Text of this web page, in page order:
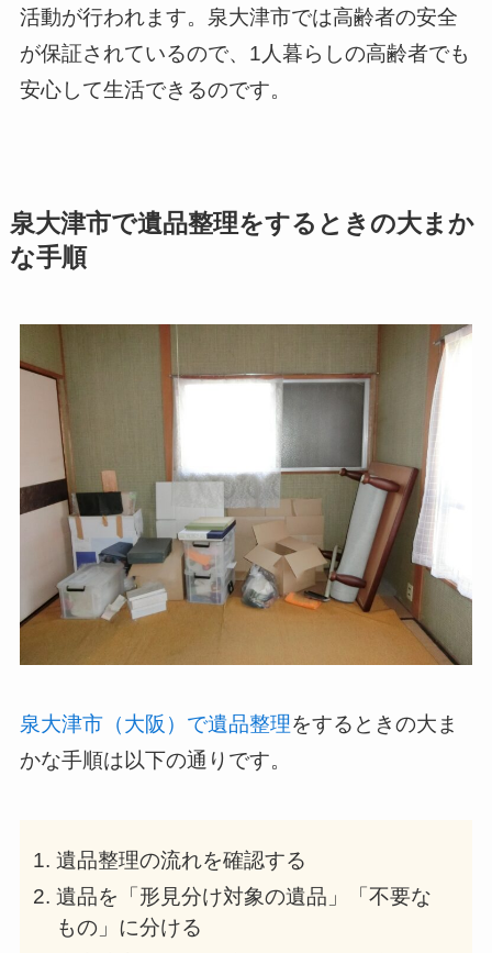
活動が行われます。泉大津市では高齢者の安全
が保証されているので、1人暮らしの高齢者でも
安心して生活できるのです。
泉大津市で遺品整理をするときの大まか
な手順
泉大津市（大阪）で遺品整理をするときの大ま
かな手順は以下の通りです。
遺品整理の流れを確認する
遺品を「形見分け対象の遺品」「不要な
もの」に分ける